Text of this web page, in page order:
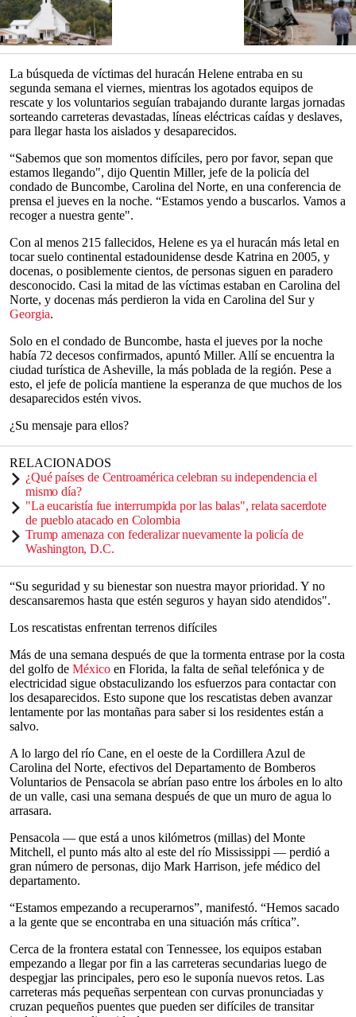
La búsqueda de víctimas del huracán Helene entraba en su
segunda semana el viernes, mientras los agotados equipos de
rescate y los voluntarios seguían trabajando durante largas jornadas
sorteando carreteras devastadas, líneas eléctricas caídas y deslaves,
para llegar hasta los aislados y desaparecidos.
“Sabemos que son momentos difíciles, pero por favor, sepan que
estamos llegando", dijo Quentin Miller, jefe de la policía del
condado de Buncombe, Carolina del Norte, en una conferencia de
prensa el jueves en la noche. “Estamos yendo a buscarlos. Vamos a
recoger a nuestra gente".
Con al menos 215 fallecidos, Helene es ya el huracán más letal en
tocar suelo continental estadounidense desde Katrina en 2005, y
docenas, o posiblemente cientos, de personas siguen en paradero
desconocido. Casi la mitad de las víctimas estaban en Carolina del
Norte, y docenas más perdieron la vida en Carolina del Sur y
Georgia.
Solo en el condado de Buncombe, hasta el jueves por la noche
había 72 decesos confirmados, apuntó Miller. Allí se encuentra la
ciudad turística de Asheville, la más poblada de la región. Pese a
esto, el jefe de policía mantiene la esperanza de que muchos de los
desaparecidos estén vivos.
¿Su mensaje para ellos?
RELACIONADOS
¿Qué países de Centroamérica celebran su independencia el
mismo día?
"La eucaristía fue interrumpida por las balas", relata sacerdote
de pueblo atacado en Colombia
Trump amenaza con federalizar nuevamente la policía de
Washington, D.C.
“Su seguridad y su bienestar son nuestra mayor prioridad. Y no
descansaremos hasta que estén seguros y hayan sido atendidos".
Los rescatistas enfrentan terrenos difíciles
Más de una semana después de que la tormenta entrase por la costa
del golfo de México en Florida, la falta de señal telefónica y de
electricidad sigue obstaculizando los esfuerzos para contactar con
los desaparecidos. Esto supone que los rescatistas deben avanzar
lentamente por las montañas para saber si los residentes están a
salvo.
A lo largo del río Cane, en el oeste de la Cordillera Azul de
Carolina del Norte, efectivos del Departamento de Bomberos
Voluntarios de Pensacola se abrían paso entre los árboles en lo alto
de un valle, casi una semana después de que un muro de agua lo
arrasara.
Pensacola — que está a unos kilómetros (millas) del Monte
Mitchell, el punto más alto al este del río Mississippi — perdió a
gran número de personas, dijo Mark Harrison, jefe médico del
departamento.
“Estamos empezando a recuperarnos”, manifestó. “Hemos sacado
a la gente que se encontraba en una situación más crítica”.
Cerca de la frontera estatal con Tennessee, los equipos estaban
empezando a llegar por fin a las carreteras secundarias luego de
despegjar las principales, pero eso le suponía nuevos retos. Las
carreteras más pequeñas serpentean con curvas pronunciadas y
cruzan pequeños puentes que pueden ser difíciles de transitar